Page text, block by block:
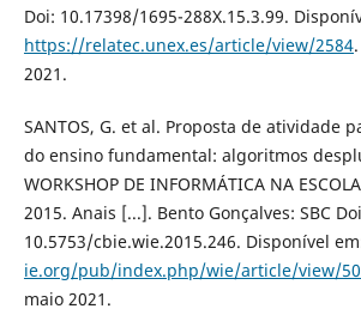
Doi: 10.17398/1695-288X.15.3.99.
https://relatec.unex.es/article/view/2584
2021.
SANTOS, G. et al. Proposta de atividade
do ensino fundamental: algoritmos
WORKSHOP DE INFORMÁTICA NA
2015. Anais [...]. Bento Gonçalves: SBC
10.5753/cbie.wie.2015.246. Disponível
ie.org/pub/index.php/wie/article/view/
maio 2021.